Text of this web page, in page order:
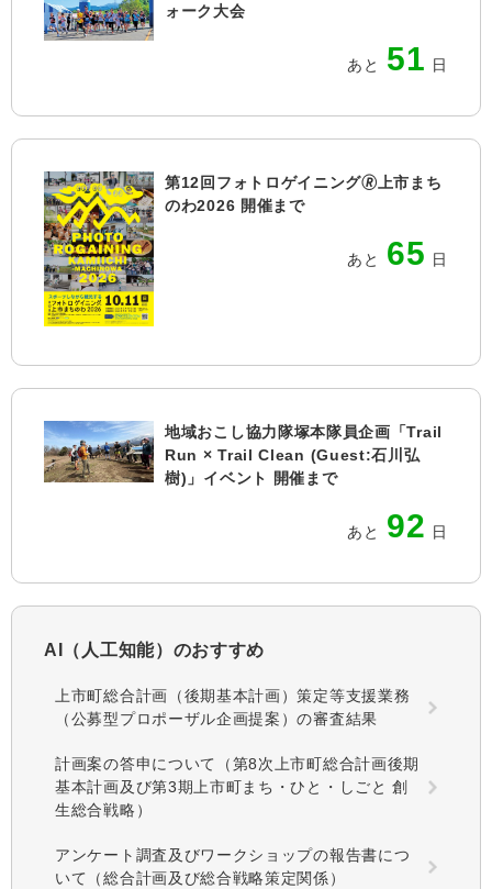
ォーク大会
あと 51 日
第12回フォトロゲイニング🄬上市まち
のわ2026 開催まで
あと 65 日
地域おこし協力隊塚本隊員企画「Trail
Run × Trail Clean (Guest:石川弘
樹)」イベント 開催まで
あと 92 日
AI（人工知能）のおすすめ
上市町総合計画（後期基本計画）策定等支援業務
（公募型プロポーザル企画提案）の審査結果
計画案の答申について（第8次上市町総合計画後期
基本計画及び第3期上市町まち・ひと・しごと 創
生総合戦略）
アンケート調査及びワークショップの報告書につ
いて（総合計画及び総合戦略策定関係）